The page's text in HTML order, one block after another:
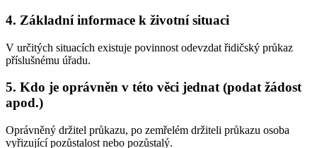
4. Základní informace k životní situaci
V určitých situacích existuje povinnost odevzdat řidičský průkaz
příslušnému úřadu.
5. Kdo je oprávněn v této věci jednat (podat žádost
apod.)
Oprávněný držitel průkazu, po zemřelém držiteli průkazu osoba
vyřizující pozůstalost nebo pozůstalý.